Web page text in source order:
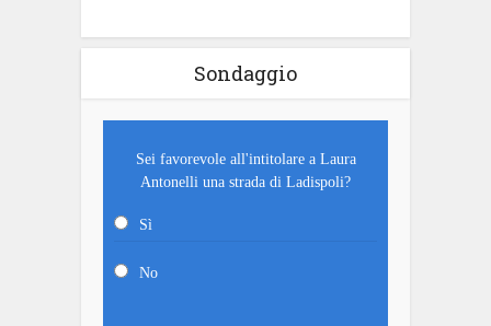
Sondaggio
Sei favorevole all'intitolare a Laura
Antonelli una strada di Ladispoli?
Sì
No